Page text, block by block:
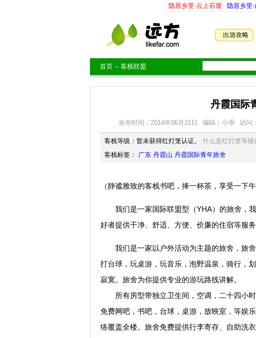
隐居乡里·云上石屋 隐居乡里
出游攻略
首页 -- 客栈联盟
丹霞国际
发布时间：2014年06月21日 编辑：小乖 访问：
客栈等级：暂未获得红灯笼认证。 什么是红灯笼等级
客栈标签： 广东 丹霞山 丹霞国际青年旅舍
（静谧雅致的客栈书吧，捧一杯茶，享受一下午
我们是一家国际联盟型（YHA）的旅舍，我
好者提供干净、舒适、方便、价廉的住宿等服务
我们是一家以户外活动为主题的旅舍，旅舍
打台球，玩桌游，玩音乐，泡野温泉，骑行，
寂寞。旅舍为你提供专业的游玩路线讲解。
所有房型带独立卫生间，空调，二十四小时
免费网吧，书吧，台球，桌游，放映室，等娱
络覆盖全楼。旅舍免费提供行李寄存、自助洗